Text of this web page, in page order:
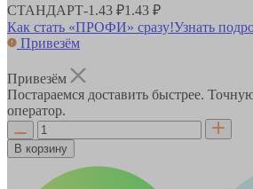
СТАНДАРТ-1.43 ₽1.43 ₽
Как стать «ПРОФИ» сразу!Узнать
Привезём
Привезём
Постараемся доставить быстрее.
оператор.
В корзину